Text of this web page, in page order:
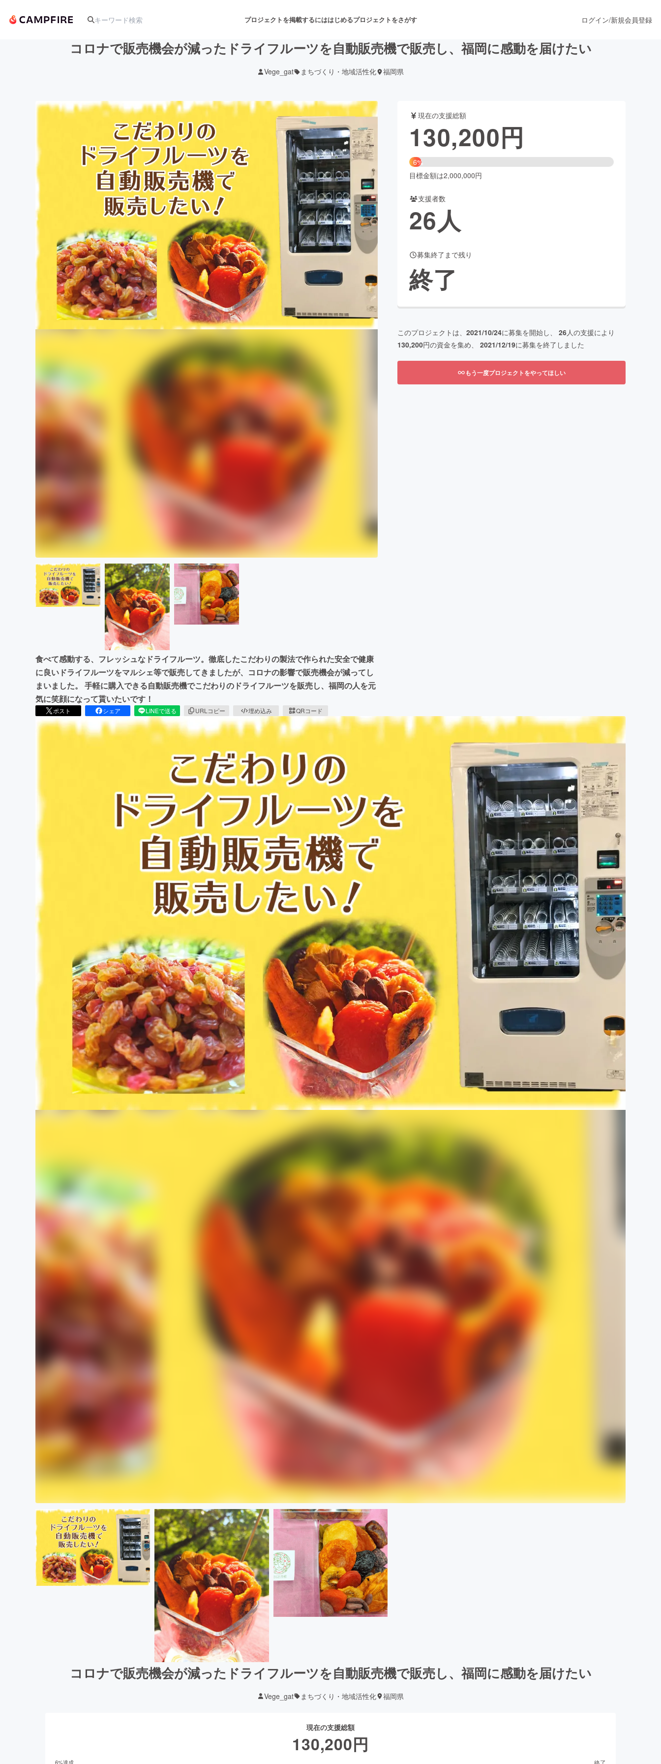
プロジェクトを掲載するにははじめるプロジェクトをさがす
アート・写真 舞台・パフォーマンス
テクノロジー・ガジェット ゲーム・サービス開発 フード・飲食店 ファッション
映像・映画 書籍・雑誌出版 アニメ・漫画
ビジネス・起業 ビューティー・ヘルスケア
まちづくり・地域活性化
CAMPFIRE for Social Good
CAMPFIREふるさと納税machi-ya コミュニティ
ログイン/新規会員登録
コロナで販売機会が減ったドライフルーツを自動販売機で販売し、福岡に感動を届けたい
Vege_gat まちづくり・地域活性化 福岡県
食べて感動する、フレッシュなドライフルーツ。徹底したこだわりの製法で作られた安全で健康
に良いドライフルーツをマルシェ等で販売してきましたが、コロナの影響で販売機会が減ってし
まいました。 手軽に購入できる自動販売機でこだわりのドライフルーツを販売し、福岡の人を元
気に笑顔になって貰いたいです！
ポスト シェア LINEで送る URLコピー 埋め込み QRコード
現在の支援総額
130,200円
6%
目標金額は2,000,000円
支援者数
26人
募集終了まで残り
終了
このプロジェクトは、 2021/10/24に募集を開始し、 26人の支援により
130,200円の資金を集め、 2021/12/19に募集を終了しました
もう一度プロジェクトをやってほしい
コロナで販売機会が減ったドライフルーツを自動販売機で販売し、福岡に感動を届けたい
Vege_gat まちづくり・地域活性化 福岡県
現在の支援総額
130,200円
6%達成 終了